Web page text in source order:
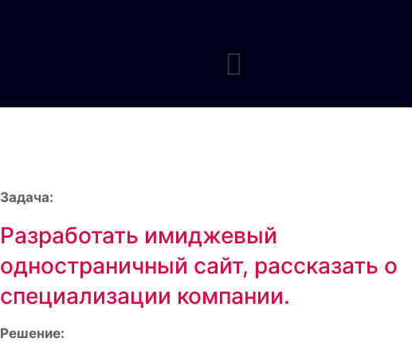
Задача:
Разработать имиджевый
одностраничный сайт, рассказать о
специализации компании.
Решение: